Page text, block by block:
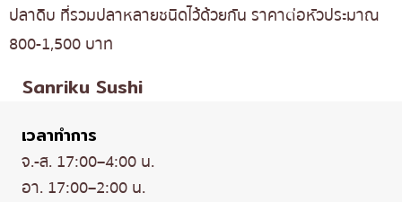
ปลาดิบ ที่รวมปลาหลายชนิดไว้ด้วยกัน ราคาต่อหัวประมาณ
800-1,500 บาท
Sanriku Sushi
เวลาทำการ
จ.-ส. 17:00–4:00 น.
อา. 17:00–2:00 น.